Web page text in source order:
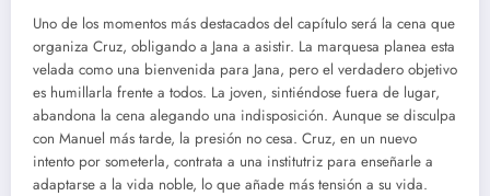
Uno de los momentos más destacados del capítulo será la cena que
organiza Cruz, obligando a Jana a asistir. La marquesa planea esta
velada como una bienvenida para Jana, pero el verdadero objetivo
es humillarla frente a todos. La joven, sintiéndose fuera de lugar,
abandona la cena alegando una indisposición. Aunque se disculpa
con Manuel más tarde, la presión no cesa. Cruz, en un nuevo
intento por someterla, contrata a una institutriz para enseñarle a
adaptarse a la vida noble, lo que añade más tensión a su vida.